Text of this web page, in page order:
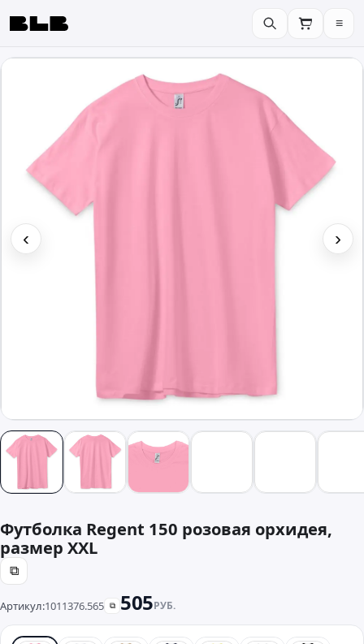
BLB ≡
‹ ›
Футболка Regent 150 розовая орхидея,
размер XXL
⧉
Артикул:1011376.565 ⧉ 505РУБ.